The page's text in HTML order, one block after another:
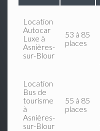
Location
Autocar
Luxe à
Asnières-
sur-Blour
53 à 85
places
Location
Bus de
tourisme
à
Asnières-
sur-Blour
55 à 85
places